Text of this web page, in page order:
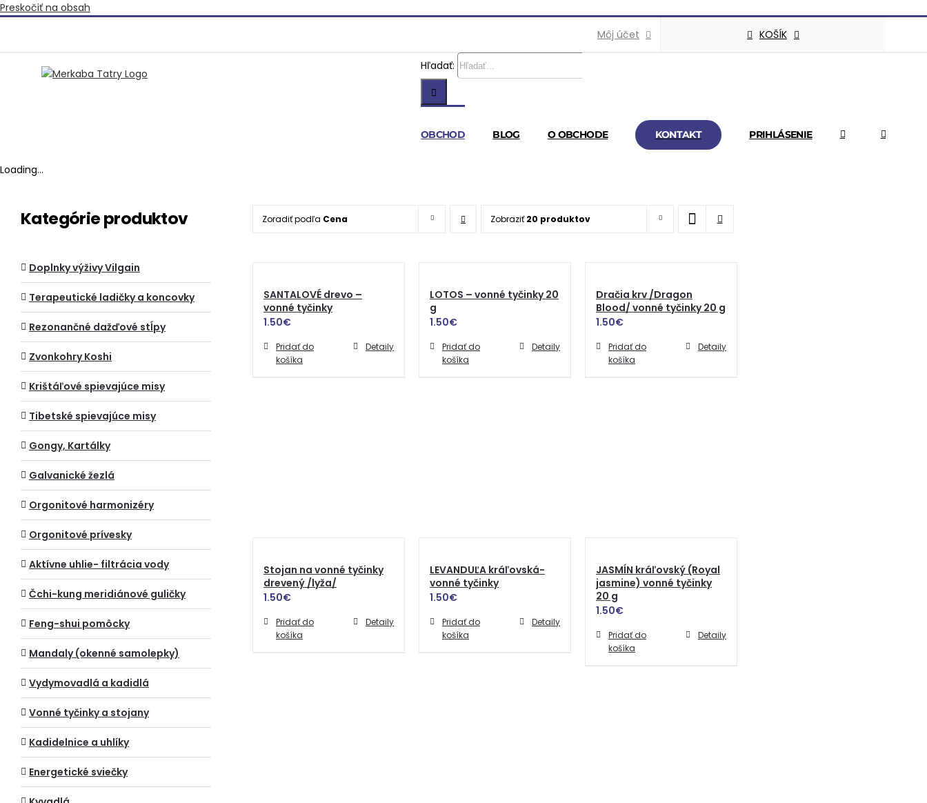
Preskočiť na obsah
Môj účet
KOŠÍK
Hľadať:
OBCHOD BLOG O OBCHODE KONTAKT PRIHLÁSENIE
Loading...
Zoradiť podľa Cena Zobraziť20 produktov
SANTALOVÉ drevo –
vonné tyčinky
1.50€
Pridať do
košíka
Detaily
LOTOS – vonné tyčinky 20
g
1.50€
Pridať do
košíka
Detaily
Dračia krv /Dragon
Blood/ vonné tyčinky 20 g
1.50€
Pridať do
košíka
Detaily
Stojan na vonné tyčinky
drevený /lyža/
1.50€
Pridať do
košíka
Detaily
LEVANDUĽA kráľovská-
vonné tyčinky
1.50€
Pridať do
košíka
Detaily
JASMÍN kráľovský (Royal
jasmine) vonné tyčinky
20 g
1.50€
Pridať do
košíka
Detaily
Kategórie produktov
Doplnky výživy Vilgain
Terapeutické ladičky a koncovky
Rezonančné dažďové stĺpy
Zvonkohry Koshi
Krištáľové spievajúce misy
Tibetské spievajúce misy
Gongy, Kartálky
Galvanické žezlá
Orgonitové harmonizéry
Orgonitové prívesky
Aktívne uhlie- filtrácia vody
Čchi-kung meridiánové guličky
Feng-shui pomôcky
Mandaly (okenné samolepky)
Vydymovadlá a kadidlá
Vonné tyčinky a stojany
Kadidelnice a uhlíky
Energetické sviečky